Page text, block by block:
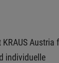
Austria
individuelle